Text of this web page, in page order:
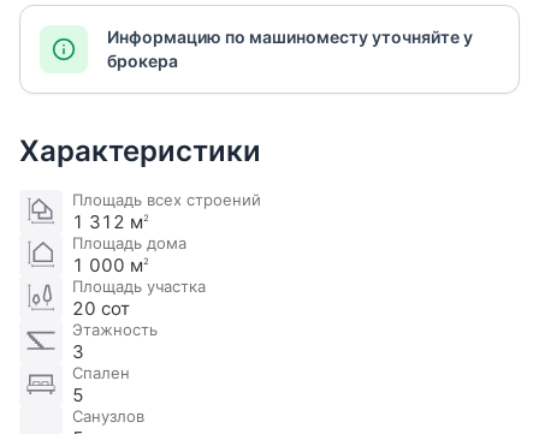
Информацию по машиноместу уточняйте у
брокера
Характеристики
Площадь всех строений
1 312 м2
Площадь дома
1 000 м2
Площадь участка
20 сот
Этажность
3
Спален
5
Санузлов